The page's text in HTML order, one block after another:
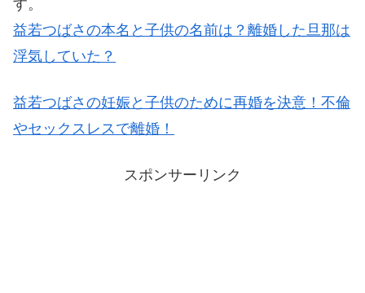
す。
益若つばさの本名と子供の名前は？離婚した旦那は
浮気していた？
益若つばさの妊娠と子供のために再婚を決意！不倫
やセックスレスで離婚！
スポンサーリンク